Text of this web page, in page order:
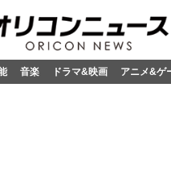
音楽 ドラマ&映画 アニメ&ゲ